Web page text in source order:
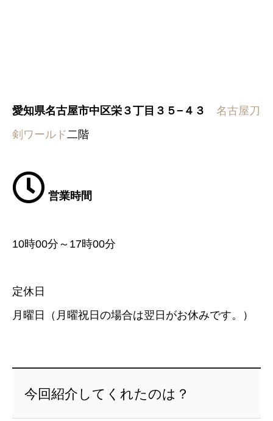
愛知県名古屋市中区栄３丁目３５−４３
名古屋刀
剣ワールド二階
営業時間
10時00分～17時00分
定休日
月曜日（月曜祝日の場合は翌日がお休みです。）
今回紹介してくれたのは？